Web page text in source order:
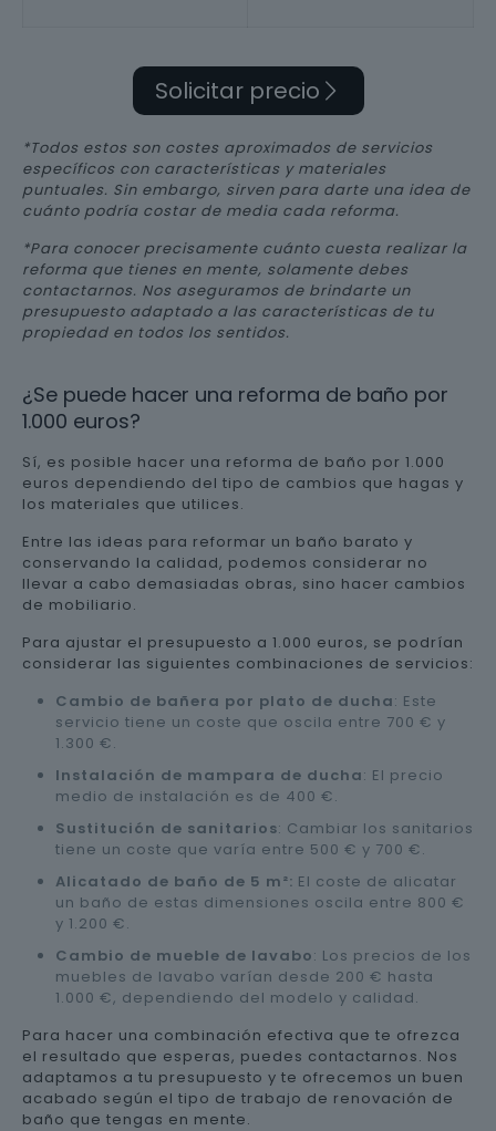
Solicitar precio
*Todos estos son costes aproximados de servicios
específicos con características y materiales
puntuales. Sin embargo, sirven para darte una idea de
cuánto podría costar de media cada reforma.
*Para conocer precisamente cuánto cuesta realizar la
reforma que tienes en mente, solamente debes
contactarnos. Nos aseguramos de brindarte un
presupuesto adaptado a las características de tu
propiedad en todos los sentidos.
¿Se puede hacer una reforma de baño por
1.000 euros?
Sí, es posible hacer una reforma de baño por 1.000
euros dependiendo del tipo de cambios que hagas y
los materiales que utilices.
Entre las ideas para reformar un baño barato y
conservando la calidad, podemos considerar no
llevar a cabo demasiadas obras, sino hacer cambios
de mobiliario.
Para ajustar el presupuesto a 1.000 euros, se podrían
considerar las siguientes combinaciones de servicios:
Cambio de bañera por plato de ducha: Este
servicio tiene un coste que oscila entre 700 € y
1.300 €.
Instalación de mampara de ducha: El precio
medio de instalación es de 400 €.
Sustitución de sanitarios: Cambiar los sanitarios
tiene un coste que varía entre 500 € y 700 €.
Alicatado de baño de 5 m²: El coste de alicatar
un baño de estas dimensiones oscila entre 800 €
y 1.200 €.
Cambio de mueble de lavabo: Los precios de los
muebles de lavabo varían desde 200 € hasta
1.000 €, dependiendo del modelo y calidad.
Para hacer una combinación efectiva que te ofrezca
el resultado que esperas, puedes contactarnos. Nos
adaptamos a tu presupuesto y te ofrecemos un buen
acabado según el tipo de trabajo de renovación de
baño que tengas en mente.